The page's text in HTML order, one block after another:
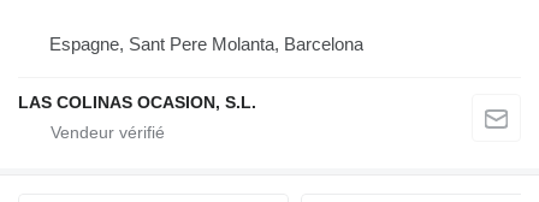
Espagne, Sant Pere Molanta, Barcelona
LAS COLINAS OCASION, S.L.